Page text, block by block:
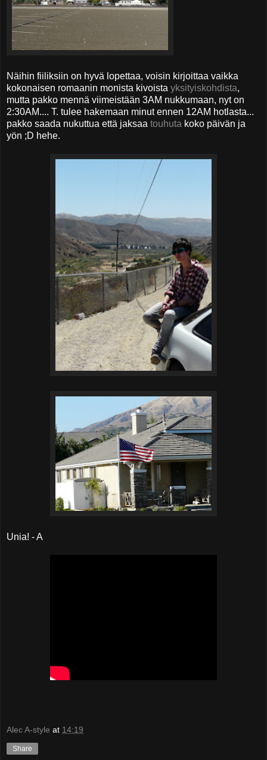
Näihin fiiliksiin on hyvä lopettaa, voisin kirjoittaa vaikka
kokonaisen romaanin monista kivoista yksityiskohdista,
mutta pakko mennä viimeistään 3AM nukkumaan, nyt on
2:30AM.... T. tulee hakemaan minut ennen 12AM hotlasta...
pakko saada nukuttua että jaksaa touhuta koko päivän ja
yön ;D hehe.
Unia! - A
Alec A-style at 14:19
Share